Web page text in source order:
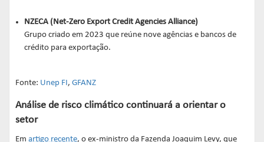
NZECA (Net-Zero Export Credit Agencies Alliance)
Grupo criado em 2023 que reúne nove agências e bancos de
crédito para exportação.
Fonte: Unep FI , GFANZ
Análise de risco climático continuará a orientar o
setor
Em artigo recente, o ex-ministro da Fazenda Joaquim Levy, que